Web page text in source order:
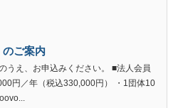
ご案内
うえ、お申込みください。 ■法人会員
円／年（税込330,000円） ・1団体10